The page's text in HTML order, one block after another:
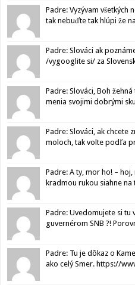
Padre: Vyzývam všetkých
tak nebuďte tak hlúpi že
Padre: Slováci ak
/vygooglite si/ za
Padre: Slováci, Boh
menia svojimi dobrými
Padre: Slováci, ak chcete
moloch, tak volte podľa
Padre: A ty, mor ho! –
kradmou rukou siahne na
Padre: Uvedomujete si tu
guvernérom SNB ?!
Padre: Tu je dôkaz o
ako celý Smer. https://